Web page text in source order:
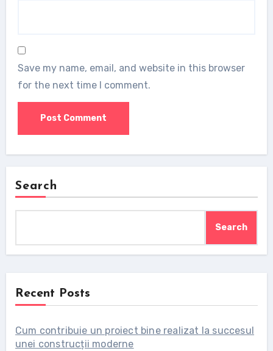
Save my name, email, and website in this browser
for the next time I comment.
Search
Search
Recent Posts
Cum contribuie un proiect bine realizat la succesul
unei construcții moderne